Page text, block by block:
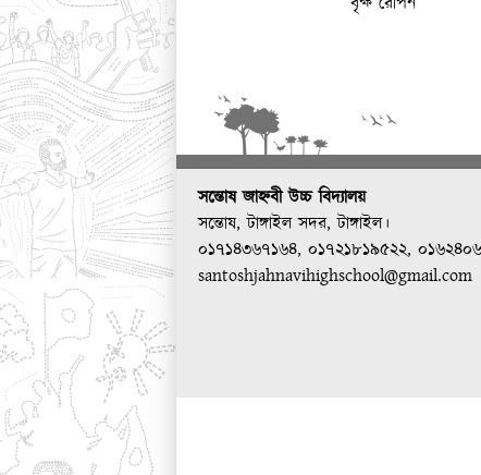
সন্তোষ জাহ্নবী উচ্চ বিদ্যালয়
সন্তোষ, টাঙ্গাইল সদর, টাঙ্গাইল।
০১৭১৪৩৬৭১৬৪, ০১৭২১৮১৯৫২২,
santoshjahnavihighschool@gmail.com